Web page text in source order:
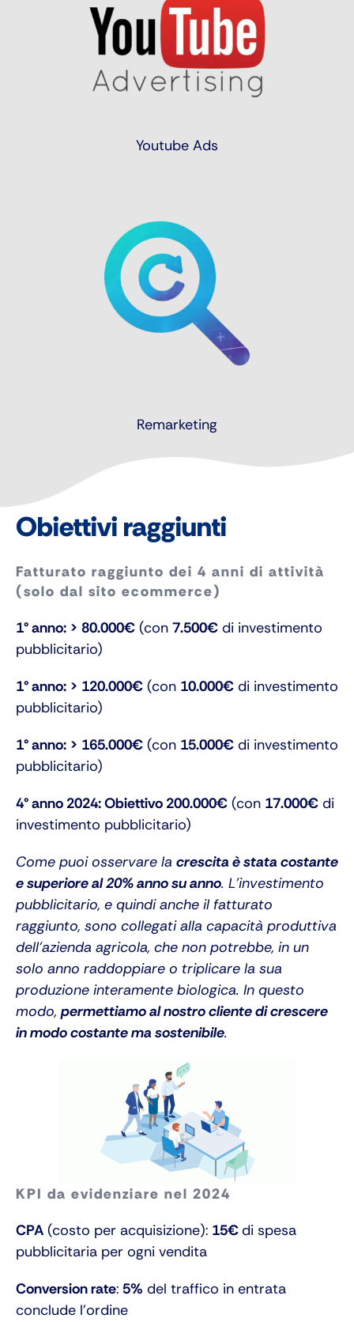
Youtube Ads
Remarketing
Obiettivi raggiunti
Fatturato raggiunto dei 4 anni di attività
(solo dal sito ecommerce)
1° anno: > 80.000€ (con 7.500€ di investimento
pubblicitario)
1° anno: > 120.000€ (con 10.000€ di investimento
pubblicitario)
1° anno: > 165.000€ (con 15.000€ di investimento
pubblicitario)
4° anno 2024: Obiettivo 200.000€ (con 17.000€ di
investimento pubblicitario)
Come puoi osservare la crescita è stata costante
e superiore al 20% anno su anno. L’investimento
pubblicitario, e quindi anche il fatturato
raggiunto, sono collegati alla capacità produttiva
dell’azienda agricola, che non potrebbe, in un
solo anno raddoppiare o triplicare la sua
produzione interamente biologica. In questo
modo, permettiamo al nostro cliente di crescere
in modo costante ma sostenibile.
KPI da evidenziare nel 2024
CPA (costo per acquisizione): 15€di spesa
pubblicitaria per ogni vendita
Conversion rate: 5% del traffico in entrata
conclude l’ordine